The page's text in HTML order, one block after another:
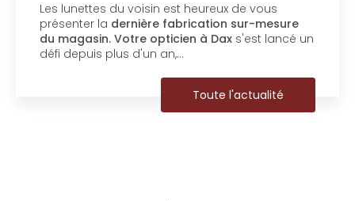
Les lunettes du voisin est heureux de vous
présenter la dernière fabrication sur-mesure
du magasin. Votre opticien à Dax s'est lancé un
défi depuis plus d'un an,…
Toute l'actualité